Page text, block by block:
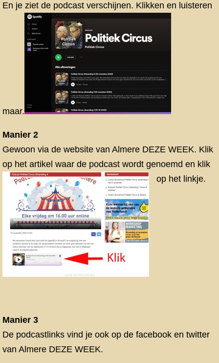
En je ziet de podcast verschijnen. Klikken en luisteren
maar.
Manier 2
Gewoon via de website van Almere DEZE WEEK. Klik
op het artikel waar de podcast wordt genoemd en klik
op het linkje.
Manier 3
De podcastlinks vind je ook op de facebook en twitter
van Almere DEZE WEEK.